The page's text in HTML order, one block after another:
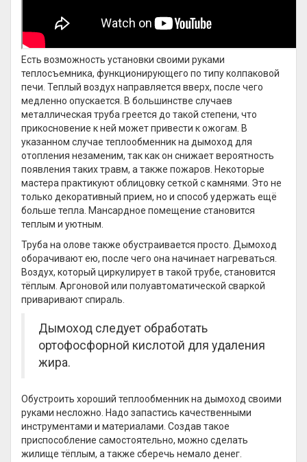
Есть возможность установки своими руками
теплосъемника, функционирующего по типу колпаковой
печи. Теплый воздух направляется вверх, после чего
медленно опускается. В большинстве случаев
металлическая труба греется до такой степени, что
прикосновение к ней может привести к ожогам. В
указанном случае теплообменник на дымоход для
отопления незаменим, так как он снижает вероятность
появления таких травм, а также пожаров. Некоторые
мастера практикуют облицовку сеткой с камнями. Это не
только декоративный прием, но и способ удержать ещё
больше тепла. Мансардное помещение становится
теплым и уютным.
Труба на олове также обустраивается просто. Дымоход
оборачивают ею, после чего она начинает нагреваться.
Воздух, который циркулирует в такой трубе, становится
тёплым. Аргоновой или полуавтоматической сваркой
приваривают спираль.
Дымоход следует обработать
ортофосфорной кислотой для удаления
жира.
Обустроить хороший теплообменник на дымоход своими
руками несложно. Надо запастись качественными
инструментами и материалами. Создав такое
приспособление самостоятельно, можно сделать
жилище тёплым, а также сберечь немало денег.